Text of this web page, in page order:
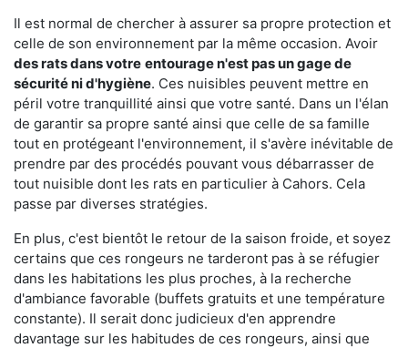
Il est normal de chercher à assurer sa propre protection et
celle de son environnement par la même occasion. Avoir
des rats dans votre entourage n'est pas un gage de
sécurité ni d'hygiène. Ces nuisibles peuvent mettre en
péril votre tranquillité ainsi que votre santé. Dans un l'élan
de garantir sa propre santé ainsi que celle de sa famille
tout en protégeant l'environnement, il s'avère inévitable de
prendre par des procédés pouvant vous débarrasser de
tout nuisible dont les rats en particulier à Cahors. Cela
passe par diverses stratégies.
En plus, c'est bientôt le retour de la saison froide, et soyez
certains que ces rongeurs ne tarderont pas à se réfugier
dans les habitations les plus proches, à la recherche
d'ambiance favorable (buffets gratuits et une température
constante). Il serait donc judicieux d'en apprendre
davantage sur les habitudes de ces rongeurs, ainsi que